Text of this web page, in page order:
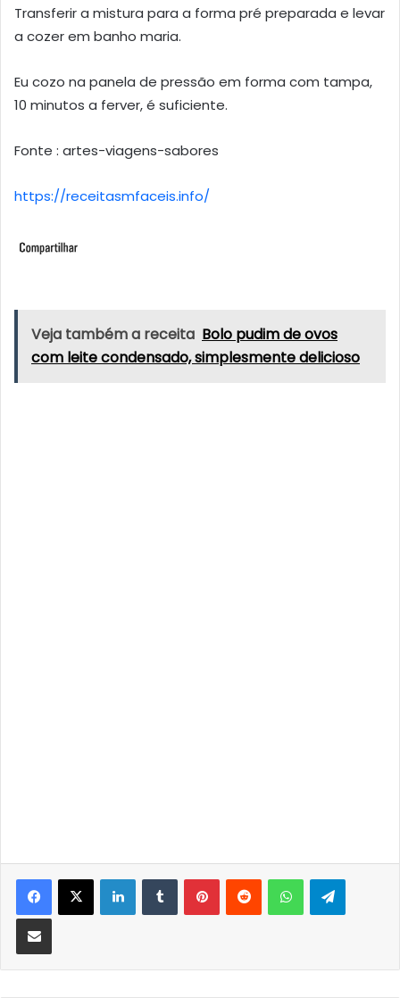
Transferir a mistura para a forma pré preparada e levar
a cozer em banho maria.
Eu cozo na panela de pressão em forma com tampa,
10 minutos a ferver, é suficiente.
Fonte : artes-viagens-sabores
https://receitasmfaceis.info/
Veja também a receita Bolo pudim de ovos
com leite condensado, simplesmente delicioso
LinkedInTumblrPinterestReddit WhatsApp
Partilhar Via Email